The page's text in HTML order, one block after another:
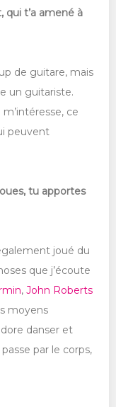
qui t’a amené à
de guitare, mais
un guitariste.
ce
peuvent
tu apportes
joué du
que j’écoute
, John Roberts
moyens
danser et
par le corps,